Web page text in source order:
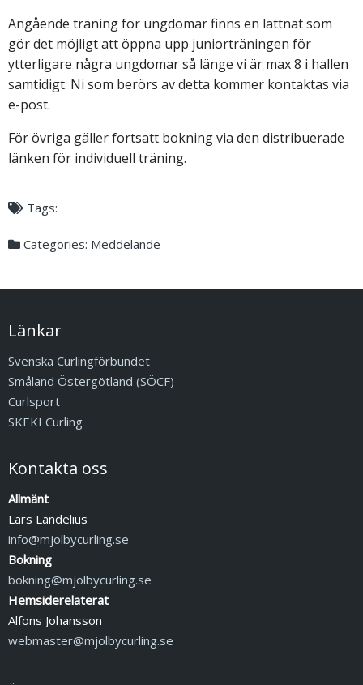
Angående träning för ungdomar finns en lättnat som
gör det möjligt att öppna upp juniorträningen för
ytterligare några ungdomar så länge vi är max 8 i hallen
samtidigt. Ni som berörs av detta kommer kontaktas via
e-post.
För övriga gäller fortsatt bokning via den distribuerade
länken för individuell träning.
Tags:
Categories: Meddelande
Länkar
Svenska Curlingförbundet
Småland Östergötland (SÖCF)
Curlsport
SKEKI Curling
Kontakta oss
Allmänt
Lars Landelius
info@mjolbycurling.se
Bokning
bokning@mjolbycurling.se
Hemsiderelaterat
Alfons Johansson
webmaster@mjolbycurling.se